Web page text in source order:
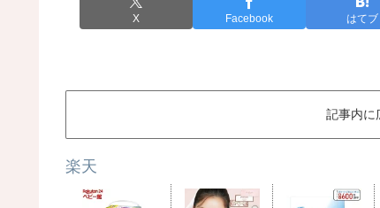
X Facebook はてブ
記事内に
楽天